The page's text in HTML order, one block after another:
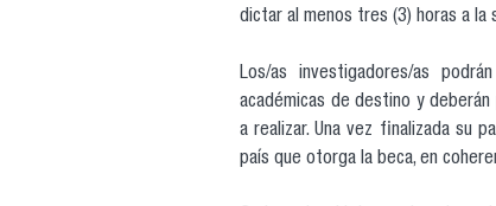
dictar al menos tres (3) horas a la
Los/as investigadores/as
académicas de destino y
a realizar. Una vez finalizada su
país que otorga la beca, en